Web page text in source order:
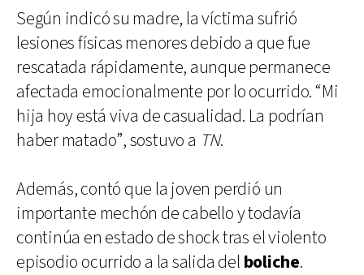
Según indicó su madre, la víctima sufrió
lesiones físicas menores debido a que fue
rescatada rápidamente, aunque permanece
afectada emocionalmente por lo ocurrido. “Mi
hija hoy está viva de casualidad. La podrían
haber matado”, sostuvo a TN.
Además, contó que la joven perdió un
importante mechón de cabello y todavía
continúa en estado de shock tras el violento
episodio ocurrido a la salida del boliche.